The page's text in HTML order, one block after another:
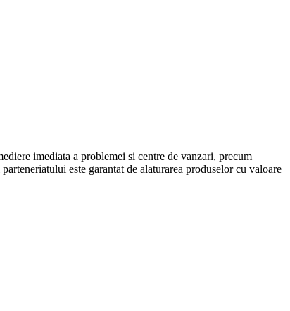
imediata a problemei si centre de vanzari, precum
este garantat de alaturarea produselor cu valoare